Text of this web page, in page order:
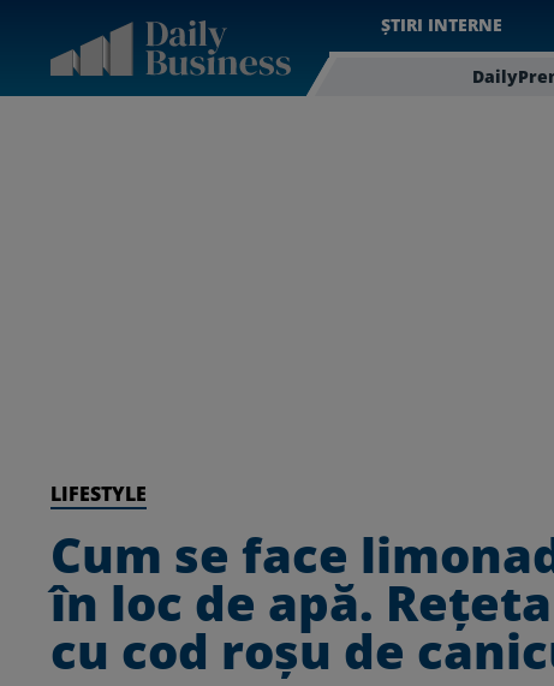
ȘTIRI INTERNE
LIFESTYLE
Cum se face
în loc de apă.
cu cod roșu de